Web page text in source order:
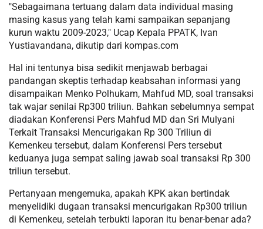
"Sebagaimana tertuang dalam data individual masing
masing kasus yang telah kami sampaikan sepanjang
kurun waktu 2009-2023," Ucap Kepala PPATK, Ivan
Yustiavandana, dikutip dari kompas.com
Hal ini tentunya bisa sedikit menjawab berbagai
pandangan skeptis terhadap keabsahan informasi yang
disampaikan Menko Polhukam, Mahfud MD, soal transaksi
tak wajar senilai Rp300 triliun. Bahkan sebelumnya sempat
diadakan Konferensi Pers Mahfud MD dan Sri Mulyani
Terkait Transaksi Mencurigakan Rp 300 Triliun di
Kemenkeu tersebut, dalam Konferensi Pers tersebut
keduanya juga sempat saling jawab soal transaksi Rp 300
triliun tersebut.
Pertanyaan mengemuka, apakah KPK akan bertindak
menyelidiki dugaan transaksi mencurigakan Rp300 triliun
di Kemenkeu, setelah terbukti laporan itu benar-benar ada?